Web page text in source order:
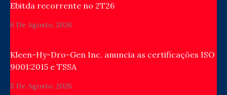
Ebitda recorrente no 2T26
6 De Agosto, 2026
Kleen-Hy-Dro-Gen Inc. anuncia as certificações ISO
9001:2015 e TSSA
5 De Agosto, 2026